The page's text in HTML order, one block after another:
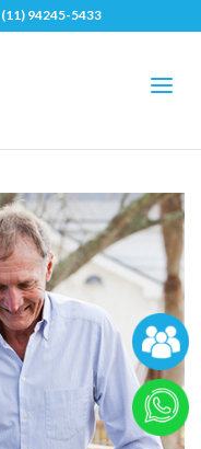
(11) 94245-5433